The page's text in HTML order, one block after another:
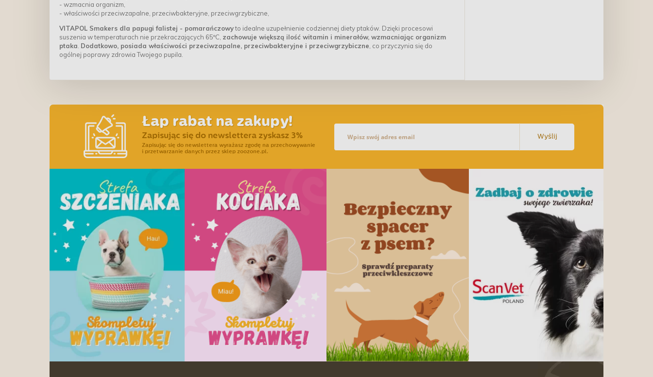
- wzmacnia organizm,
- właściwości przeciwzapalne, przeciwbakteryjne, przeciwgrzybiczne,
VITAPOL Smakers dla papugi falistej - pomarańczowyto idealne uzupełnienie codziennej diety ptaków. Dzięki procesowi
suszenia w temperaturach nie przekraczających 65ºC, zachowuje większą ilość witamin i minerałów, wzmacniając organizm
ptaka Dodatkowo, posiada właściwości przeciwzapalne, przeciwbakteryjne i przeciwgrzybiczne , co przyczynia się do
ogólnej poprawy zdrowia Twojego pupila.
Łap rabat na zakupy!
Zapisując się do newslettera zyskasz 3%
Zapisując się do newslettera wyrażasz zgodę na przechowywanie
i przetwarzanie danych przez sklep zoozone.pl.
Wyślij